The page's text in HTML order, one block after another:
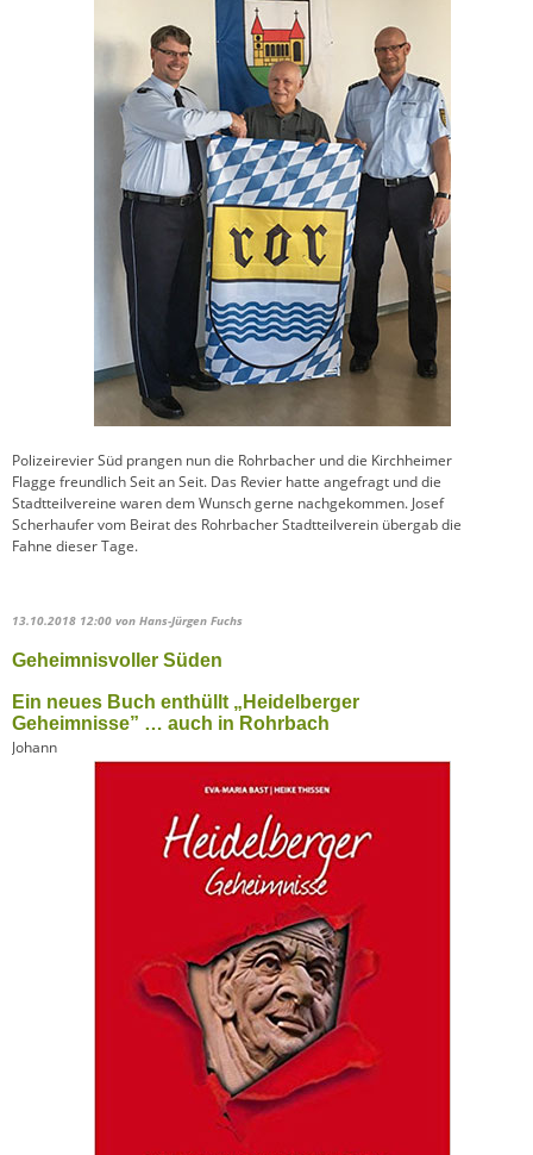
Polizeirevier Süd prangen nun die Rohrbacher und die Kirchheimer
Flagge freundlich Seit an Seit. Das Revier hatte angefragt und die
Stadtteilvereine waren dem Wunsch gerne nachgekommen. Josef
Scherhaufer vom Beirat des Rohrbacher Stadtteilverein übergab die
Fahne dieser Tage.
13.10.2018 12:00 von Hans-Jürgen Fuchs
Geheimnisvoller Süden
Ein neues Buch enthüllt „Heidelberger
Geheimnisse” … auch in Rohrbach
Johann